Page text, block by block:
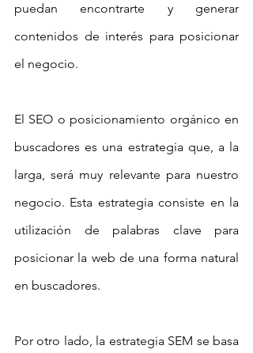
puedan encontrarte y generar
contenidos de interés para posicionar
el negocio.
El SEO o posicionamiento orgánico en
buscadores es una estrategia que, a la
larga, será muy relevante para nuestro
negocio. Esta estrategia consiste en la
utilización de palabras clave para
posicionar la web de una forma natural
en buscadores.
Por otro lado, la estrategia SEM se basa